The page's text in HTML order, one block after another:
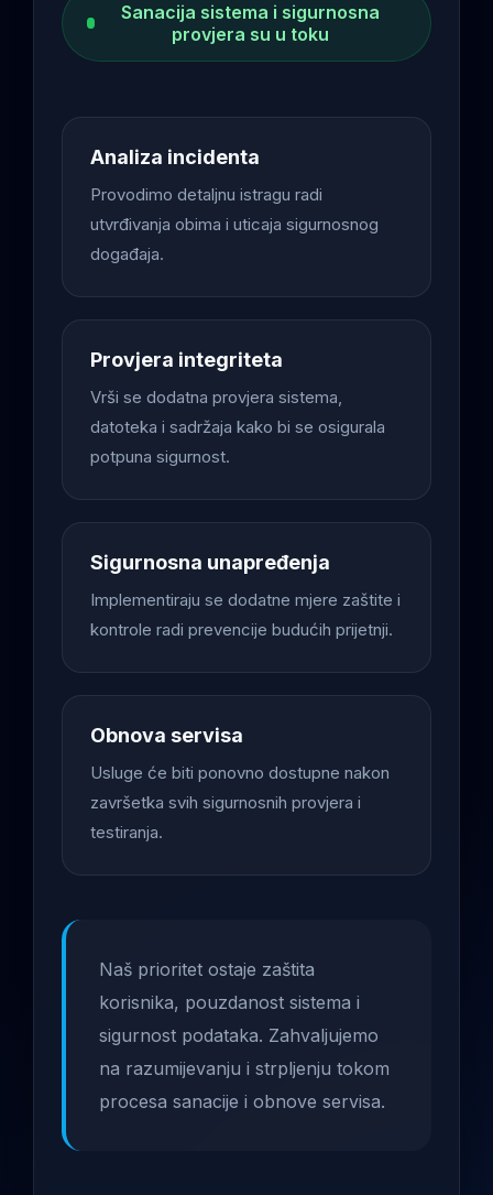
Sanacija sistema i sigurnosna
provjera su u toku
Analiza incidenta
Provodimo detaljnu istragu radi
utvrđivanja obima i uticaja sigurnosnog
događaja.
Provjera integriteta
Vrši se dodatna provjera sistema,
datoteka i sadržaja kako bi se osigurala
potpuna sigurnost.
Sigurnosna unapređenja
Implementiraju se dodatne mjere zaštite i
kontrole radi prevencije budućih prijetnji.
Obnova servisa
Usluge će biti ponovno dostupne nakon
završetka svih sigurnosnih provjera i
testiranja.
Naš prioritet ostaje zaštita
korisnika, pouzdanost sistema i
sigurnost podataka. Zahvaljujemo
na razumijevanju i strpljenju tokom
procesa sanacije i obnove servisa.